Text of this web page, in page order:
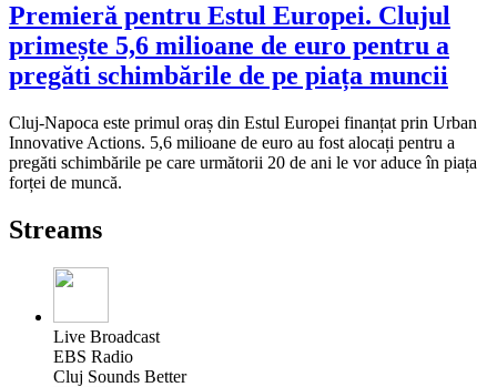
Premieră pentru Estul Europei. Clujul
primește 5,6 milioane de euro pentru a
pregăti schimbările de pe piața muncii
Cluj-Napoca este primul oraș din Estul Europei finanțat prin Urban
Innovative Actions. 5,6 milioane de euro au fost alocați pentru a
pregăti schimbările pe care următorii 20 de ani le vor aduce în piața
forței de muncă.
Streams
Live Broadcast
EBS Radio
Cluj Sounds Better